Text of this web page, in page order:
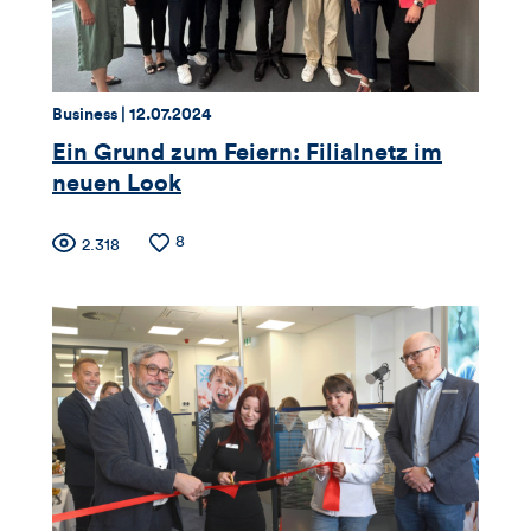
Kommentare
dieses
Artikels
Thema:
Business | Datum:
12.07.2024
Ein Grund zum Feiern: Filialnetz im
neuen Look
Zähler
für
Views,
Likes
und
Kommentare
Anzahl
2.318
Anzahl
8